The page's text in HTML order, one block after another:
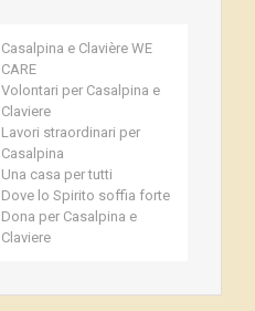
Casalpina e Clavière WE
CARE
Volontari per Casalpina e
Claviere
Lavori straordinari per
Casalpina
Una casa per tutti
Dove lo Spirito soffia forte
Dona per Casalpina e
Claviere